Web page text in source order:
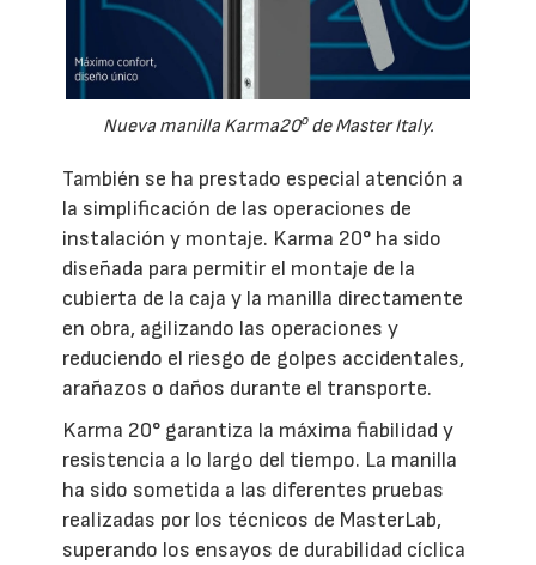
Nueva manilla Karma20o de Master Italy.
También se ha prestado especial atención a
la simplificación de las operaciones de
instalación y montaje. Karma 20° ha sido
diseñada para permitir el montaje de la
cubierta de la caja y la manilla directamente
en obra, agilizando las operaciones y
reduciendo el riesgo de golpes accidentales,
arañazos o daños durante el transporte.
Karma 20° garantiza la máxima fiabilidad y
resistencia a lo largo del tiempo. La manilla
ha sido sometida a las diferentes pruebas
realizadas por los técnicos de MasterLab,
superando los ensayos de durabilidad cíclica